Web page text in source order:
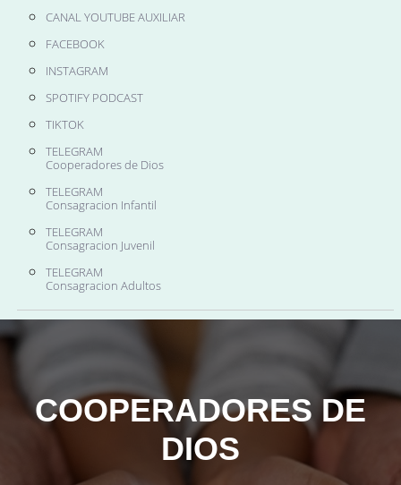
CANAL YOUTUBE AUXILIAR
FACEBOOK
INSTAGRAM
SPOTIFY PODCAST
TIKTOK
TELEGRAM
Cooperadores de Dios
TELEGRAM
Consagracion Infantil
TELEGRAM
Consagracion Juvenil
TELEGRAM
Consagracion Adultos
COOPERADORES DE
DIOS